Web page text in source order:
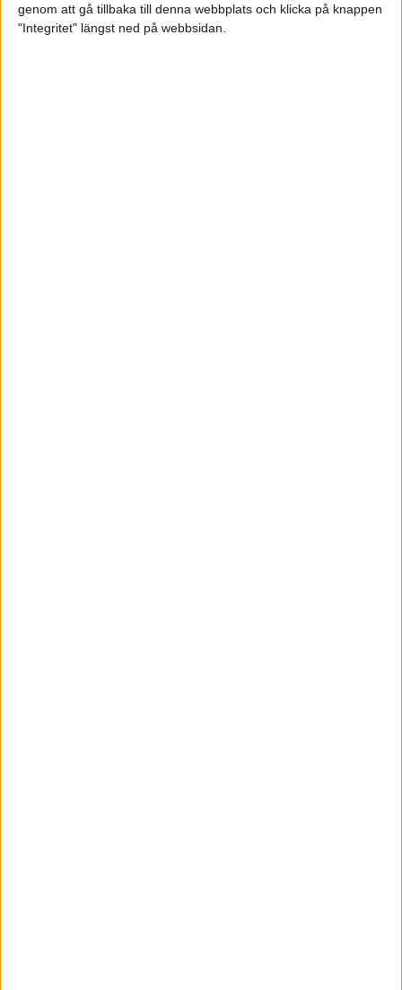
genom att gå tillbaka till denna webbplats och klicka på knappen
"Integritet" längst ned på webbsidan.
Vikt (herr): 255 g (US9)
Vikt (dam): 210 g (US 7)